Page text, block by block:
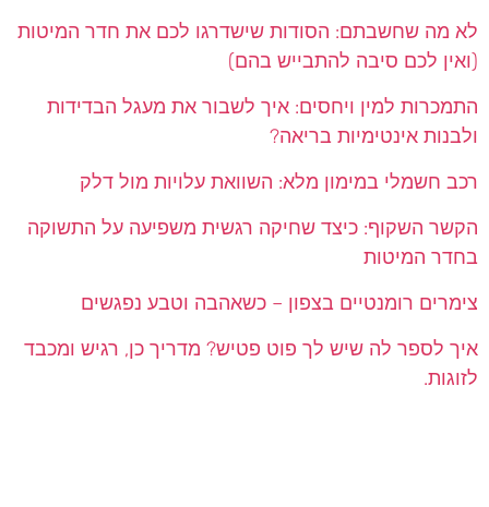
לא מה שחשבתם: הסודות שישדרגו לכם את חדר המיטות
(ואין לכם סיבה להתבייש בהם)
התמכרות למין ויחסים: איך לשבור את מעגל הבדידות
ולבנות אינטימיות בריאה?
רכב חשמלי במימון מלא: השוואת עלויות מול דלק
הקשר השקוף: כיצד שחיקה רגשית משפיעה על התשוקה
בחדר המיטות
צימרים רומנטיים בצפון – כשאהבה וטבע נפגשים
איך לספר לה שיש לך פוט פטיש? מדריך כן, רגיש ומכבד
לזוגות.